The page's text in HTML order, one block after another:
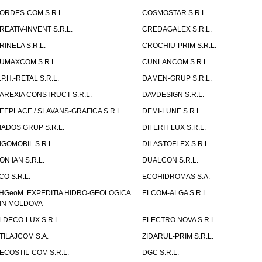
COM S.R.L.
COSMOSTAR S.R.L.
INVENT S.R.L.
CREDAGALEX S.R.L.
S.R.L.
CROCHIU-PRIM S.R.L.
S.R.L.
CUNLANCOM S.R.L.
RETAL S.R.L.
DAMEN-GRUP S.R.L.
CONSTRUCT S.R.L.
DAVDESIGN S.R.L.
/ SLAVANS-GRAFICA S.R.L.
DEMI-LUNE S.R.L.
GRUP S.R.L.
DIFERIT LUX S.R.L.
S.R.L.
DILASTOFLEX S.R.L.
IAN S.R.L.
DUALCON S.R.L.
S.R.L.
ECOHIDROMAS S.A.
EXPEDITIA HIDRO-GEOLOGICA
MOLDOVA
ELCOM-ALGA S.R.L.
LUX S.R.L.
ELECTRO NOVA S.R.L.
S.A.
ZIDARUL-PRIM S.R.L.
COM S.R.L.
DGC S.R.L.